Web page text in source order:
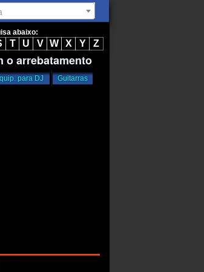
abaixo:
T U V W X Y Z
o arrebatamento
para DJ Guitarras